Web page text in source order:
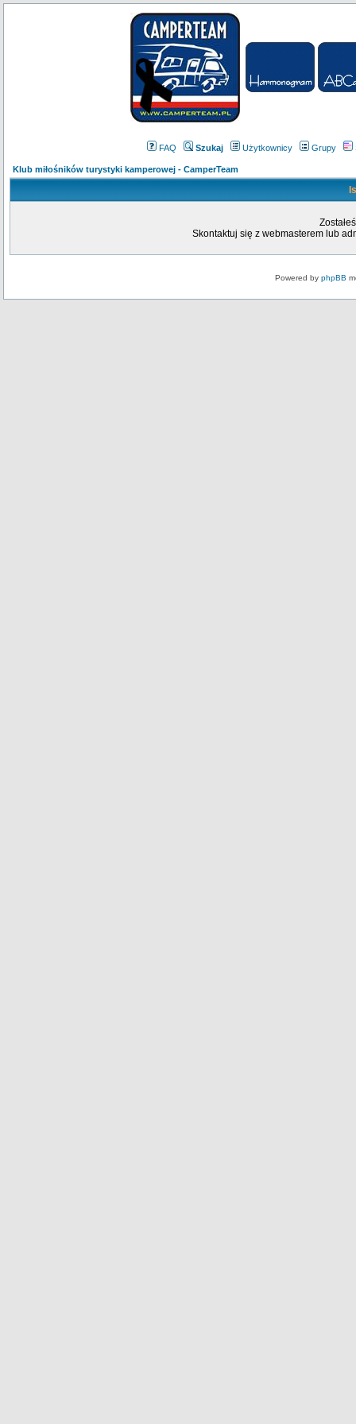
FAQ Szukaj Użytkownicy Grupy
Klub miłośników turystyki kamperowej - CamperTeam
Skontaktuj się z webmasterem lub
Powered by phpBB